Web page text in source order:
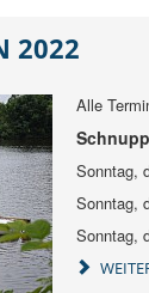
2022
Alle
Sonntag,
Sonntag,
Sonntag,